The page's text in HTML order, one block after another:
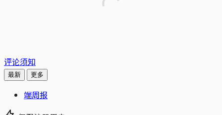
评论须知
最新 更多
端周报